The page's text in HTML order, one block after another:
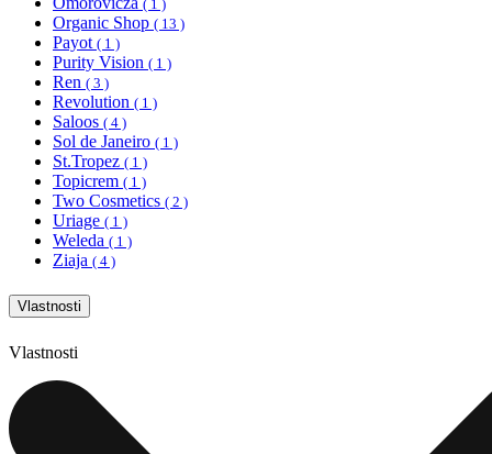
( 1 )
Organic Shop ( 13 )
Payot ( 1 )
Purity Vision ( 1 )
Ren ( 3 )
Revolution ( 1 )
Saloos ( 4 )
Sol de Janeiro ( 1 )
St.Tropez ( 1 )
Topicrem ( 1 )
Two Cosmetics ( 2 )
Uriage ( 1 )
Weleda ( 1 )
Ziaja ( 4 )
Vlastnosti
Vlastnosti